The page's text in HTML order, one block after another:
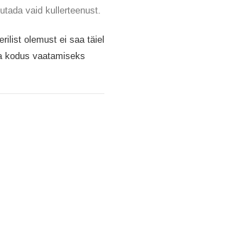
vaid kullerteenust.
olemust ei saa täiel
kodus vaatamiseks